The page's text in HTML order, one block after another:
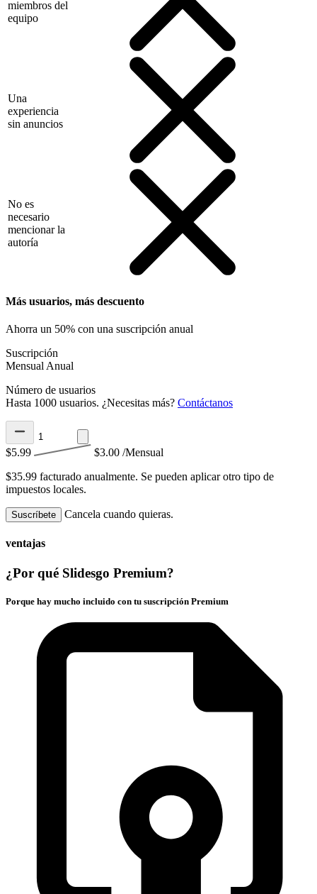
miembros del
equipo
Una
experiencia
sin anuncios
No es
necesario
mencionar la
autoría
Más usuarios, más descuento
Ahorra un 50% con una suscripción anual
Suscripción
Mensual Anual
Número de usuarios
Hasta 1000 usuarios. ¿Necesitas más? Contáctanos
$5.99 $3.00 /Mensual
$35.99 facturado anualmente. Se pueden aplicar otro tipo de
impuestos locales.
Suscríbete Cancela cuando quieras.
ventajas
¿Por qué Slidesgo Premium?
Porque hay mucho incluido con tu suscripción Premium